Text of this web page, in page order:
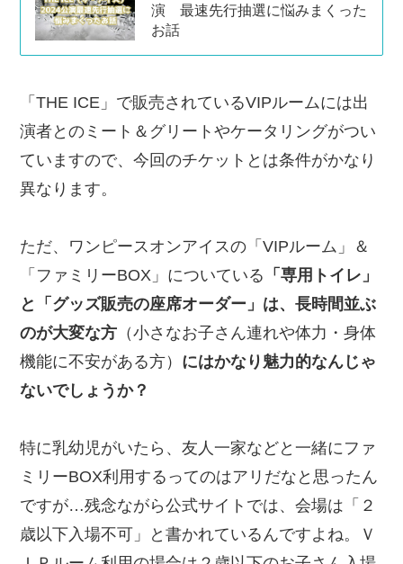
演 最速先行抽選に悩みまくった
お話
「THE ICE」で販売されているVIPルームには出
演者とのミート＆グリートやケータリングがつい
ていますので、今回のチケットとは条件がかなり
異なります。
ただ、ワンピースオンアイスの「VIPルーム」＆
「ファミリーBOX」についている 「専用トイレ」
と「グッズ販売の座席オーダー」は、長時間並ぶ
のが大変な方 （小さなお子さん連れや体力・身体
機能に不安がある方） にはかなり魅力的なんじゃ
ないでしょうか？
特に乳幼児がいたら、友人一家などと一緒にファ
ミリーBOX利用するってのはアリだなと思ったん
ですが…残念ながら公式サイトでは、会場は「２
歳以下入場不可」と書かれているんですよね。Ｖ